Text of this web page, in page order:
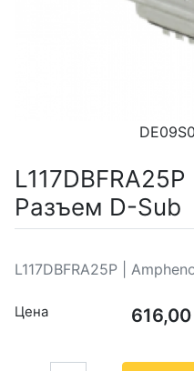
L117DBFRA25P
Разъем D-Sub
L117DBFRA25P |
Цена